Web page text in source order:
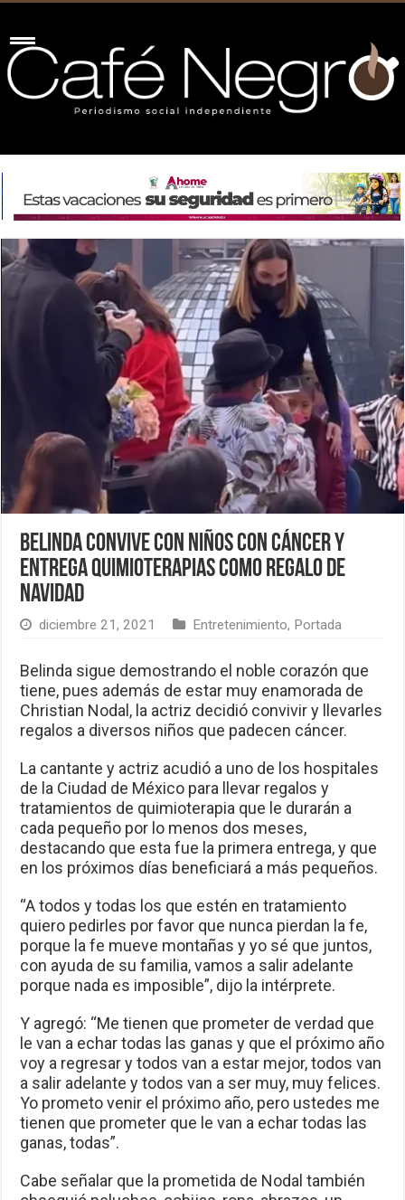
Belinda convive con niños con cáncer y
entrega quimioterapias como regalo de
Navidad
diciembre 21, 2021 Entretenimiento, Portada
Belinda sigue demostrando el noble corazón que
tiene, pues además de estar muy enamorada de
Christian Nodal, la actriz decidió convivir y llevarles
regalos a diversos niños que padecen cáncer.
La cantante y actriz acudió a uno de los hospitales
de la Ciudad de México para llevar regalos y
tratamientos de quimioterapia que le durarán a
cada pequeño por lo menos dos meses,
destacando que esta fue la primera entrega, y que
en los próximos días beneficiará a más pequeños.
“A todos y todas los que estén en tratamiento
quiero pedirles por favor que nunca pierdan la fe,
porque la fe mueve montañas y yo sé que juntos,
con ayuda de su familia, vamos a salir adelante
porque nada es imposible”, dijo la intérprete.
Y agregó: “Me tienen que prometer de verdad que
le van a echar todas las ganas y que el próximo año
voy a regresar y todos van a estar mejor, todos van
a salir adelante y todos van a ser muy, muy felices.
Yo prometo venir el próximo año, pero ustedes me
tienen que prometer que le van a echar todas las
ganas, todas”.
Cabe señalar que la prometida de Nodal también